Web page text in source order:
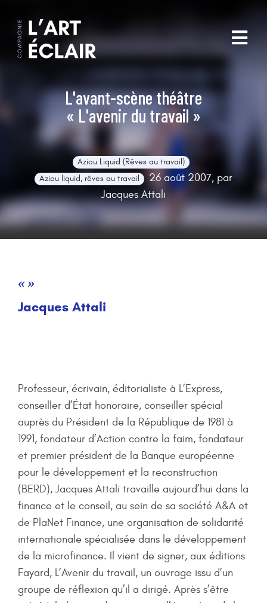
L'avant-scène théâtre
« L'avenir du travail »
Aziou Liquid (Rêves au travail)
Aziou liquid, rêves au travail
26 août 2007, par
Jacques Attali
« »
Jacques Attali
Professeur, écrivain, éditorialiste à L’Express,
conseiller d’État honoraire, conseiller spécial
auprès du Président de la République de 1981 à
1991, fondateur d’Action contre la faim, fondateur
et premier président de la Banque européenne
pour le développement et la reconstruction
(BERD), Jacques Attali travaille aujourd’hui dans la
finance et le conseil, au sein de sa société A&A et
de PlaNet Finance, une organisation de solidarité
internationale spécialisée dans le développement
de la microfinance. Il vient de signer, aux éditions
Fayard, L’Avenir du travail, un ouvrage issu d’un
groupe de réflexion qu’il a dirigé. Après s’être